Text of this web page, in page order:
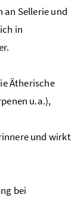
an Sellerie und
in
Ätherische
u.a.),
und wirkt
bei